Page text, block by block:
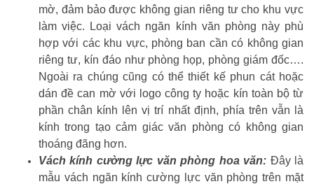
mờ, đảm bảo được không gian riêng tư cho khu vực
làm việc. Loại vách ngăn kính văn phòng này phù
hợp với các khu vực, phòng ban cần có không gian
riêng tư, kín đáo như phòng họp, phòng giám đốc….
Ngoài ra chúng cũng có thể thiết kế phun cát hoặc
dán đề can mờ với logo công ty hoặc kín toàn bộ từ
phần chân kính lên vị trí nhất định, phía trên vẫn là
kính trong tạo cảm giác văn phòng có không gian
thoáng đãng hơn.
Vách kính cường lực văn phòng hoa văn: Đây là
mẫu vách ngăn kính cường lực văn phòng trên mặt